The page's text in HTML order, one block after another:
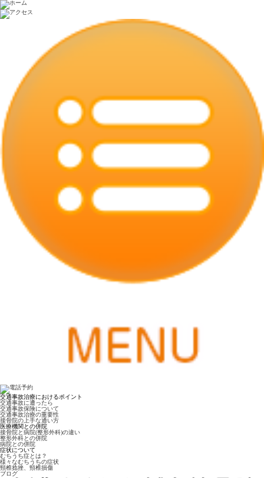
交通事故治療におけるポイント
交通事故に遭ったら
交通事故保険について
交通事故治療の重要性
接骨院の上手な通い方
医療機関との併院
接骨院と病院(整形外科)の違い
整形外科との併院
病院との併院
症状について
むちうち症とは？
様々なむちうちの症状
頸椎捻挫、頸椎損傷
ブログ